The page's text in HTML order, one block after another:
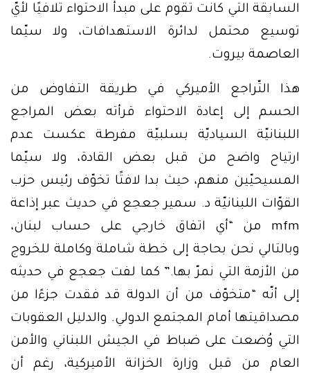
السابقة التي كانت تقوم على مبدأ الاحتواء تلافيًا لأيّ
توسيع محتمل لدائرة الاستهدافات، ولا سيّما
العاصمة بيروت.
هذا التّراجع الأميركي في طريقة التفاوض من
الحسم إلى إعادة الاحتواء قرأته بعض المراجع
اللبنانيّة السياديّة بسلبيّة مفرطة عكست عدم
ارتياح واضح من قبل بعض القادة، ولا سيّما
المسيحيّين منهم، حيث بدا لافتًا تخوّف رئيس حزب
القوّات اللبنانيّة د. سمير جعجع في حديث ‏عبر إذاعة
mfm من “أي اتفاق خارجي على حساب لبنان،
وبالتالي نحن بحاجة إلى خطة شاملة وكاملة للخروج
من الأزمة التي نمرّ بها.” كما لفت جعجع في حديثه
إلى أنّه “متخوّف من أن الدولة قد فقدت جزءًا من
مصداقيتها أمام المجتمع الدولي. والدليل العقوبات
التي وُضعت على ضباط في الجيش اللبناني والأمن
العام من قبل وزارة الخزانة الأميركية، رغم أن